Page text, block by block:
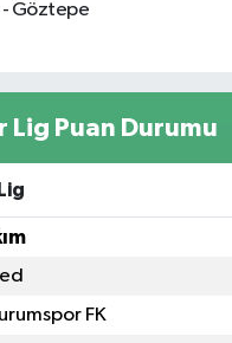
- Göztepe
Lig Puan Durumu
FK